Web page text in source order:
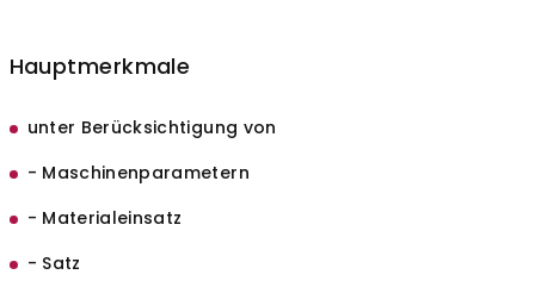
Hauptmerkmale
unter Berücksichtigung von
- Maschinenparametern
- Materialeinsatz
- Satz